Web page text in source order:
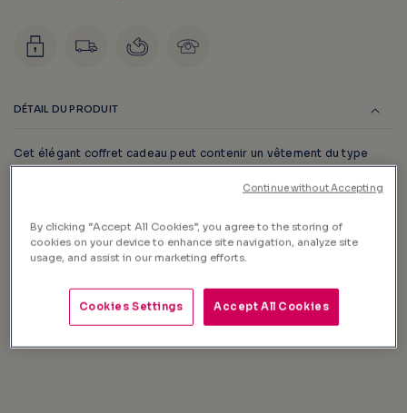
DÉTAIL DU PRODUIT
Cet élégant coffret cadeau peut contenir un vêtement du type
COMPOSITION & ENTRETIEN
TRAÇABILITÉ
LIVRAISON, ÉCHANGE & RETOUR
By clicking “Accept All Cookies”, you agree to the storing of
cookies on your device to enhance site navigation, analyze site
usage, and assist in our marketing efforts.
Accept All Cookies
Cookies Settings
Continue without Accepting